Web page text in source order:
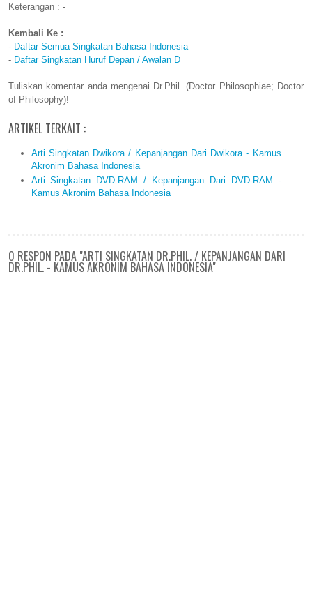
Keterangan : -
Kembali Ke :
- Daftar Semua Singkatan Bahasa Indonesia
- Daftar Singkatan Huruf Depan / Awalan D
Tuliskan komentar anda mengenai Dr.Phil. (Doctor Philosophiae; Doctor
of Philosophy)!
ARTIKEL TERKAIT :
Arti Singkatan Dwikora / Kepanjangan Dari Dwikora - Kamus
Akronim Bahasa Indonesia
Arti Singkatan DVD-RAM / Kepanjangan Dari DVD-RAM -
Kamus Akronim Bahasa Indonesia
0 RESPON PADA "ARTI SINGKATAN DR.PHIL. / KEPANJANGAN DARI
DR.PHIL. - KAMUS AKRONIM BAHASA INDONESIA"